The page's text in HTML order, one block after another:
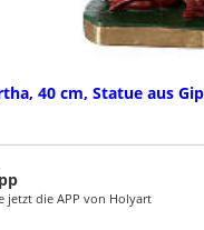
jetzt die APP von Holyart
40 cm, Statue aus
67,90